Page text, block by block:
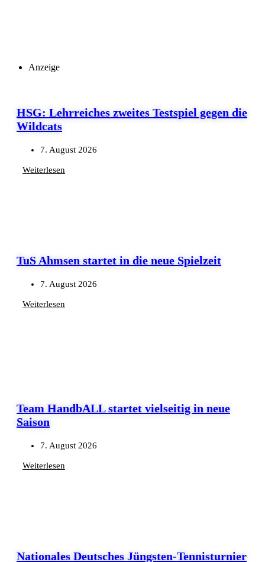
Anzeige
HSG: Lehrreiches zweites Testspiel gegen die
Wildcats
7. August 2026
Weiterlesen
TuS Ahmsen startet in die neue Spielzeit
7. August 2026
Weiterlesen
Team HandbALL startet vielseitig in neue
Saison
7. August 2026
Weiterlesen
Nationales Deutsches Jüngsten-Tennisturnier